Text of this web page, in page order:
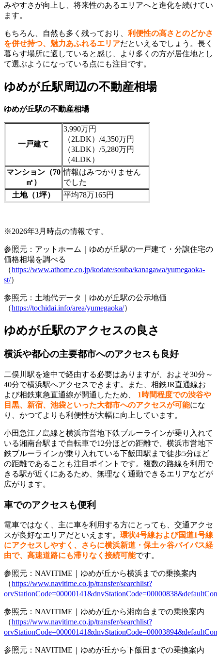
みやすさが向上し、将来性のあるエリアへと進化を続けてい
ます。
もちろん、自然も多く残っており、 利便性の高さとのどかさ
を併せ持つ、魅力あふれるエリアだといえるでしょう。長く
暮らす場所に適していると感じ、より多くの方が居住地とし
て選ぶようになっている点にも注目です。
ゆめが丘駅周辺の不動産相場
ゆめが丘駅の不動産相場
一戸建て
3,990万円
（2LDK）/4,350万円
（3LDK）/5,280万円
（4LDK）
マンション（70
㎡）
情報はみつかりません
でした
土地（1坪）
平均78万165円
※2026年3月時点の情報です。
参照元：アットホーム｜ゆめが丘駅の一戸建て・分譲住宅の
価格相場を調べる
（https://www.athome.co.jp/kodate/souba/kanagawa/yumegaoka-
st/）
参照元：土地代データ｜ゆめが丘駅の公示地価
（https://tochidai.info/area/yumegaoka/）
ゆめが丘駅のアクセスの良さ
横浜や都心の主要都市へのアクセスも良好
二俣川駅を途中で経由する必要はありますが、およそ30分～
40分で横浜駅へアクセスできます。また、相鉄JR直通線お
よび相鉄東急直通線が開通したため、
1時間程度での渋谷や
目黒、新宿、池袋といった大都市へのアクセスが可能にな
り、かつてよりも利便性が大幅に向上しています。
小田急江ノ島線と横浜市営地下鉄ブルーラインが乗り入れて
いる湘南台駅まで自転車で12分ほどの距離で、横浜市営地下
鉄ブルーラインが乗り入れている下飯田駅まで徒歩5分ほど
の距離であることも注目ポイントです。複数の路線を利用で
きる駅が近くにあるため、無理なく通勤できるエリアなどが
広がります。
車でのアクセスも便利
電車ではなく、主に車を利用する方にとっても、交通アクセ
スが良好なエリアだといえます。 環状4号線および国道1号線
にアクセスしやすく、さらに横浜新道・保土ヶ谷バイパス経
由で、高速道路にも滞りなく接続可能です。
参照元：NAVITIME｜ゆめが丘から横浜までの乗換案内
（https://www.navitime.co.jp/transfer/searchlist?
参照元：NAVITIME｜ゆめが丘から湘南台までの乗換案内
（https://www.navitime.co.jp/transfer/searchlist?
参照元：NAVITIME｜ゆめが丘から下飯田までの乗換案内